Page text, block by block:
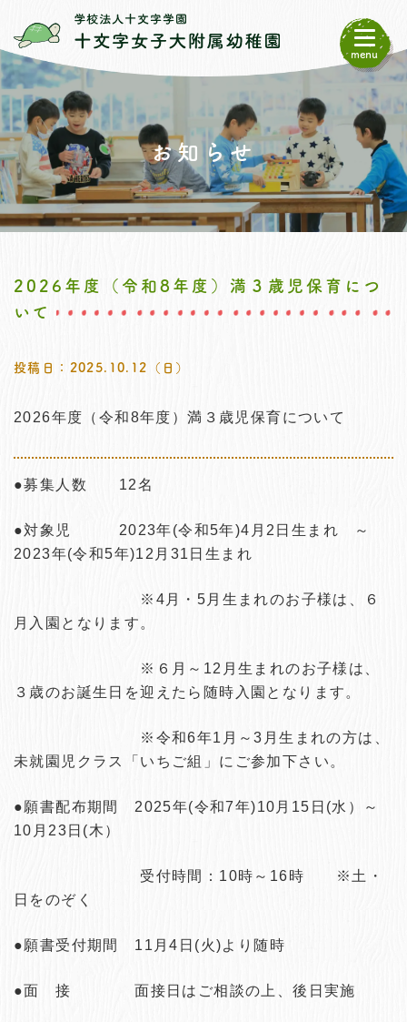
menu
お知らせ
2026年度（令和8年度）満３歳児保育につ
いて
投稿日：2025.10.12（日）
2026年度（令和8年度）満３歳児保育について
●募集人数 12名
●対象児
2023年(令和5年)4月2日生まれ ～
2023年(令和5年)12月31日生まれ
※4月・5月生まれのお子様は、６
月入園となります。
※６月～12月生まれのお子様は、
３歳のお誕生日を迎えたら随時入園となります。
※令和6年1月～3月生まれの方は、
未就園児クラス「いちご組」にご参加下さい。
●願書配布期間
2025年(令和7年)10月15日(水）～
10月23日(木）
受付時間：10時～16時 ※土・
日をのぞく
●願書受付期間 11月4日(火)より随時
●面 接 面接日はご相談の上、後日実施